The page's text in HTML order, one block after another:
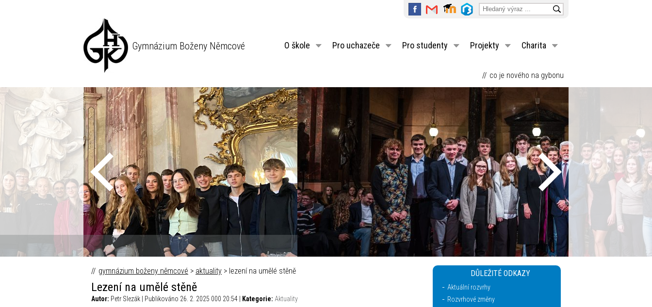
Gymnázium Boženy Němcové O škole Pro uchazeče Pro studenty Projekty Charita
co je nového na gybonu
gymnázium boženy němcové > aktuality > lezení na umělé stěně
Lezení na umělé stěně
Autor: Petr Slezák | Publikováno 26. 2. 2025 000 20:54 | Kategorie: Aktuality
DŮLEŽITÉ ODKAZY
Aktuální rozvrhy
Rozvrhové změny